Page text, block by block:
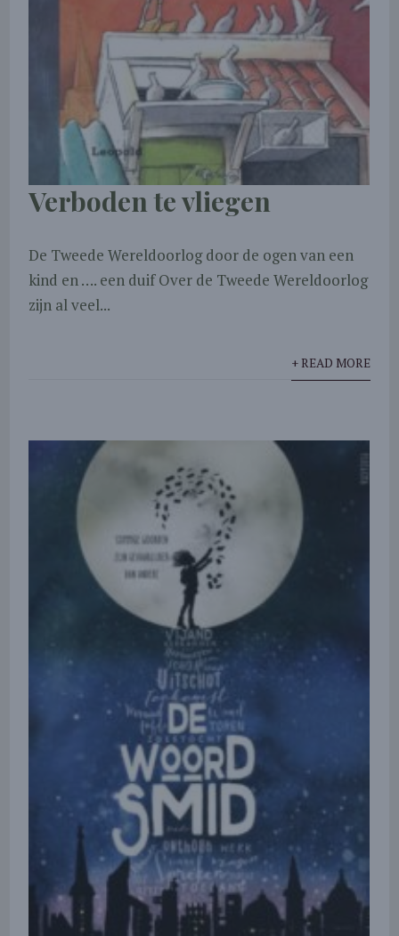
Verboden te vliegen
De Tweede Wereldoorlog door de ogen van een
kind en …. een duif Over de Tweede Wereldoorlog
zijn al veel...
+ READ MORE